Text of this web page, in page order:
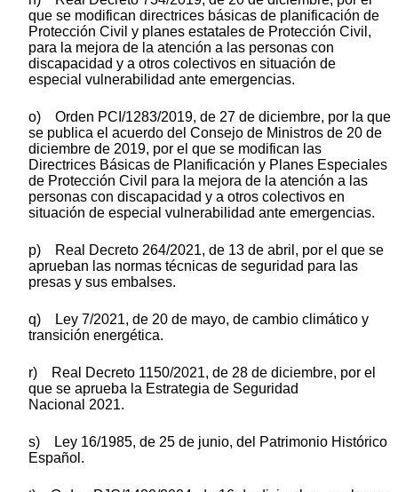
que se modifican directrices básicas de planificación de
Protección Civil y planes estatales de Protección Civil,
para la mejora de la atención a las personas con
discapacidad y a otros colectivos en situación de
especial vulnerabilidad ante emergencias.
o) Orden PCI/1283/2019, de 27 de diciembre, por la que
se publica el acuerdo del Consejo de Ministros de 20 de
diciembre de 2019, por el que se modifican las
Directrices Básicas de Planificación y Planes Especiales
de Protección Civil para la mejora de la atención a las
personas con discapacidad y a otros colectivos en
situación de especial vulnerabilidad ante emergencias.
p) Real Decreto 264/2021, de 13 de abril, por el que se
aprueban las normas técnicas de seguridad para las
presas y sus embalses.
q) Ley 7/2021, de 20 de mayo, de cambio climático y
transición energética.
r) Real Decreto 1150/2021, de 28 de diciembre, por el
que se aprueba la Estrategia de Seguridad
Nacional 2021.
s) Ley 16/1985, de 25 de junio, del Patrimonio Histórico
Español.